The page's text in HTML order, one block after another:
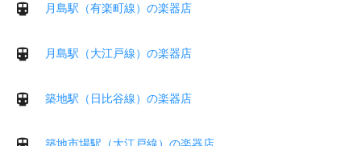
月島駅（有楽町線）の楽器店
月島駅（大江戸線）の楽器店
築地駅（日比谷線）の楽器店
築地市場駅（大江戸線）の楽器店